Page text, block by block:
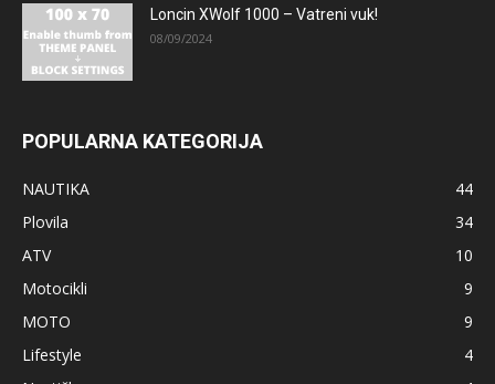
Loncin XWolf 1000 – Vatreni vuk!
08/09/2024
POPULARNA KATEGORIJA
NAUTIKA
44
Plovila
34
ATV
10
Motocikli
9
MOTO
9
Lifestyle
4